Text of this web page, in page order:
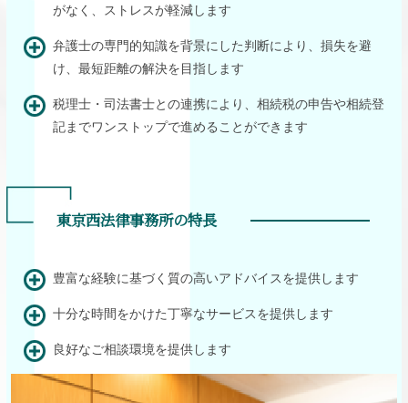
がなく、ストレスが軽減します
弁護士の専門的知識を背景にした判断により、損失を避
け、最短距離の解決を目指します
税理士・司法書士との連携により、相続税の申告や相続登
記までワンストップで進めることができます
東京西法律事務所の特長
豊富な経験に基づく質の高いアドバイスを提供します
十分な時間をかけた丁寧なサービスを提供します
良好なご相談環境を提供します